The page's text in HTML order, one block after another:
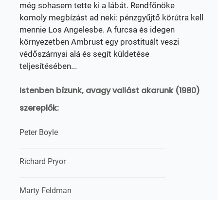
még sohasem tette ki a lábát. Rendfőnöke
komoly megbízást ad neki: pénzgyűjtő körútra kell
mennie Los Angelesbe. A furcsa és idegen
környezetben Ambrust egy prostituált veszi
védőszárnyai alá és segít küldetése
teljesítésében...
Istenben bízunk, avagy vallást akarunk (1980)
szereplők:
Peter Boyle
Richard Pryor
Marty Feldman